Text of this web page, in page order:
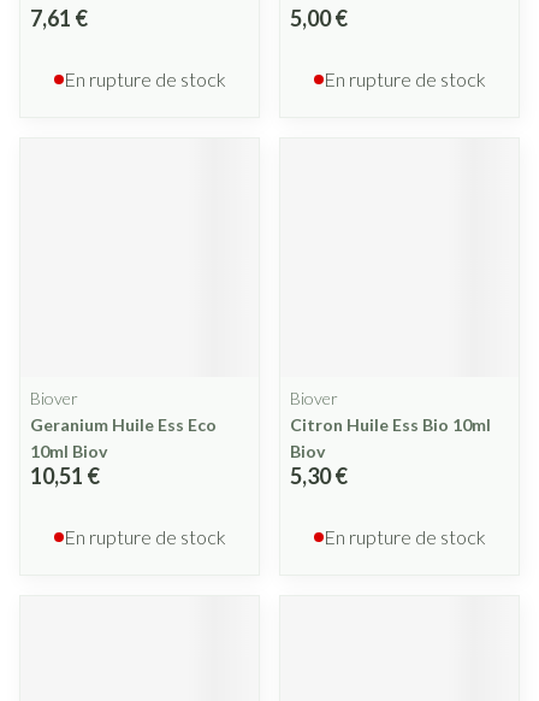
7,61 €
En rupture de stock
5,00 €
En rupture de stock
Biover
Geranium Huile Ess Eco
10ml Biov
10,51 €
En rupture de stock
Biover
Citron Huile Ess Bio 10ml
Biov
5,30 €
En rupture de stock